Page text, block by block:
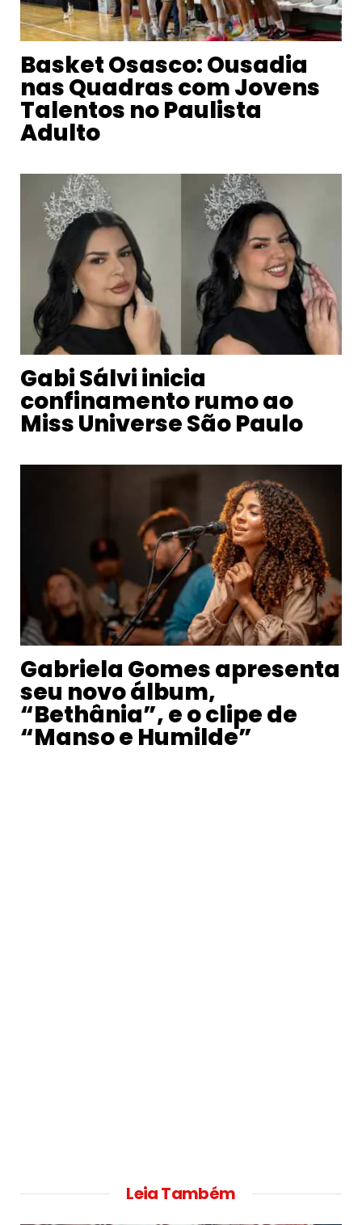
Basket Osasco: Ousadia
nas Quadras com Jovens
Talentos no Paulista
Adulto
Gabi Sálvi inicia
confinamento rumo ao
Miss Universe São Paulo
Gabriela Gomes apresenta
seu novo álbum,
“Bethânia”, e o clipe de
“Manso e Humilde”
Leia Também